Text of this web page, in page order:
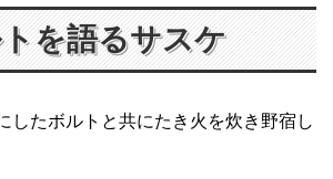
を語るサスケ
したボルトと共にたき火を炊き野宿し